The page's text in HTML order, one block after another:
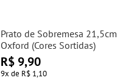
Prato de Sobremesa 21,5cm
Oxford (Cores Sortidas)
R$ 9,90
9x de R$ 1,10